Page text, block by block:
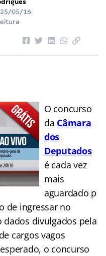
25/05/16
O concurso
da Câmara
dos
Deputados
é cada vez
mais
aguardado p
de ingressar no
dados divulgados pela
cargos vagos
o concurso